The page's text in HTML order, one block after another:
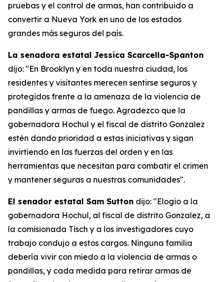
pruebas y el control de armas, han contribuido a
convertir a Nueva York en uno de los estados
grandes más seguros del país.
La senadora estatal Jessica Scarcella-Spanton
dijo: "En Brooklyn y en toda nuestra ciudad, los
residentes y visitantes merecen sentirse seguros y
protegidos frente a la amenaza de la violencia de
pandillas y armas de fuego. Agradezco que la
gobernadora Hochul y el fiscal de distrito Gonzalez
estén dando prioridad a estas iniciativas y sigan
invirtiendo en las fuerzas del orden y en las
herramientas que necesitan para combatir el crimen
y mantener seguras a nuestras comunidades".
El senador estatal Sam Sutton dijo: "Elogio a la
gobernadora Hochul, al fiscal de distrito Gonzalez, a
la comisionada Tisch y a los investigadores cuyo
trabajo condujo a estos cargos. Ninguna familia
debería vivir con miedo a la violencia de armas o
pandillas, y cada medida para retirar armas de